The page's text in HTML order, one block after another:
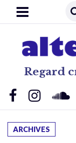
Regard
ARCHIVES